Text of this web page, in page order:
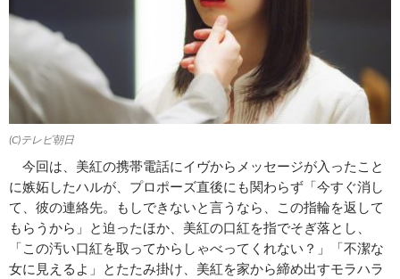
(C)テレビ朝日
今回は、美紅の携帯電話にイヴからメッセージが入ったこと
に嫉妬したハルが、プロポーズ直後にも関わらず「今すぐ消し
て、彼の連絡先。もしできないと言うなら、この指輪を返して
もらうから」と迫ったほか、美紅の口紅を指でそぎ落とし、
「この汚い口紅を取ってからしゃべってくれない？」「不潔な
女に見えるよ」とたたみ掛け、美紅を家から締め出すモラハラ